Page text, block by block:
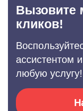
Вызовите
кликов!
ассистентом
любую услугу!